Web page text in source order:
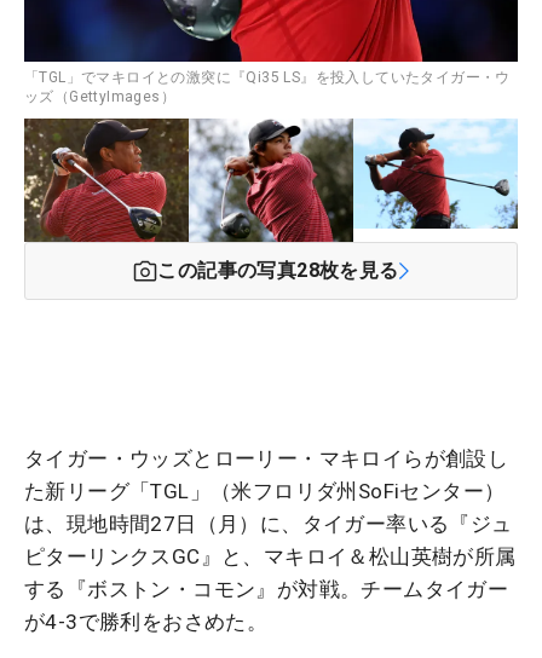
「TGL」でマキロイとの激突に『Qi35 LS』を投入していたタイガー・ウ
ッズ（GettyImages）
この記事の写真28枚を見る
タイガー・ウッズとローリー・マキロイらが創設し
た新リーグ「TGL」（米フロリダ州SoFiセンター）
は、現地時間27日（月）に、タイガー率いる『ジュ
ピターリンクスGC』と、マキロイ＆松山英樹が所属
する『ボストン・コモン』が対戦。チームタイガー
が4-3で勝利をおさめた。